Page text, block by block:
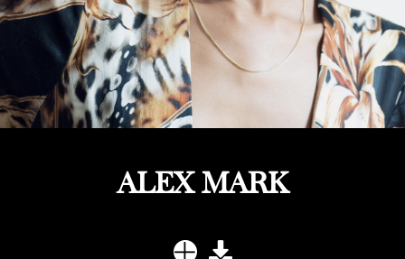
ALEX MARK